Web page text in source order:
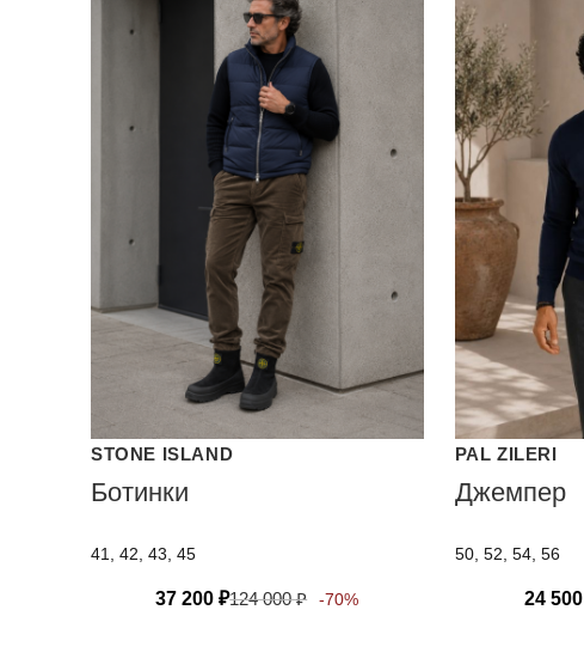
STONE ISLAND
Ботинки
41, 42, 43, 45
37 200₽124 000₽ -70%
PAL ZILERI
Джемпер
50, 52, 54, 56
24 500